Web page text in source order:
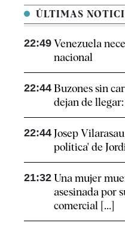
ÚLTIMAS
22:49 Venezuela
nacional
22:44 Buzones sin
dejan de
22:44 Josep
política' de
21:32 Una mujer
asesinada por
comercial [...]